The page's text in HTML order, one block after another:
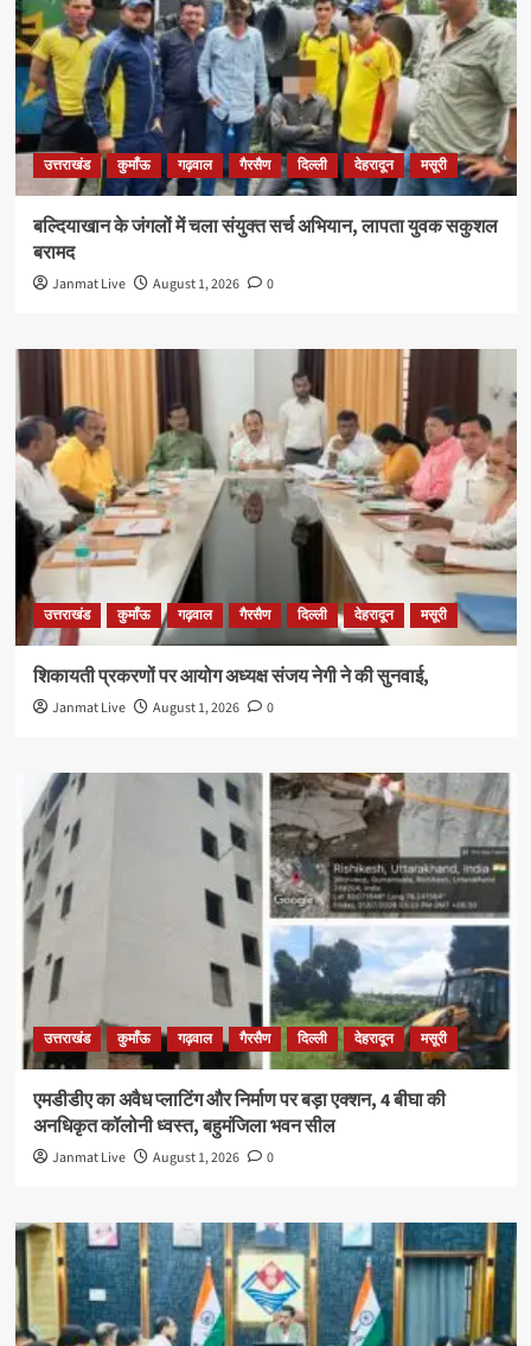
उत्तराखंड कुमाँऊ गढ़वाल गैरसैण दिल्ली देहरादून मसूरी
बल्दियाखान के जंगलों में चला संयुक्त सर्च अभियान, लापता युवक सकुशल
बरामद
Janmat Live August 1, 2026 0
उत्तराखंड कुमाँऊ गढ़वाल गैरसैण दिल्ली देहरादून मसूरी
शिकायती प्रकरणों पर आयोग अध्यक्ष संजय नेगी ने की सुनवाई,
Janmat Live August 1, 2026 0
उत्तराखंड कुमाँऊ गढ़वाल गैरसैण दिल्ली देहरादून मसूरी
एमडीडीए का अवैध प्लाटिंग और निर्माण पर बड़ा एक्शन, 4 बीघा की
अनधिकृत कॉलोनी ध्वस्त, बहुमंजिला भवन सील
Janmat Live August 1, 2026 0